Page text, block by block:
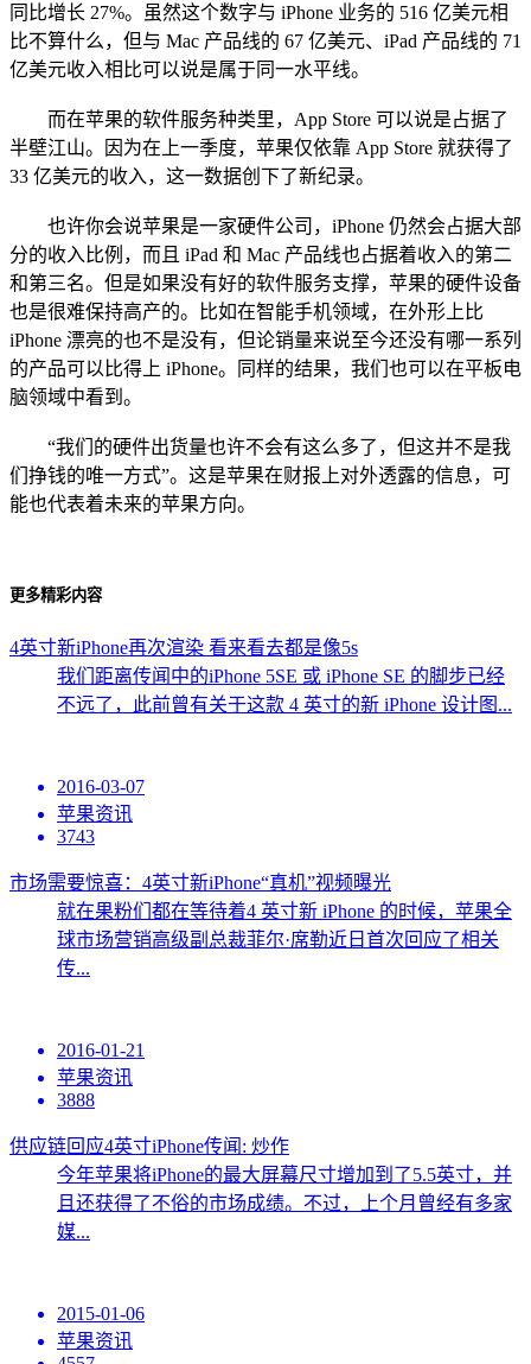
同比增长 27%。虽然这个数字与 iPhone 业务的 516 亿美元相
比不算什么，但与 Mac 产品线的 67 亿美元、iPad 产品线的 71
亿美元收入相比可以说是属于同一水平线。
而在苹果的软件服务种类里，App Store 可以说是占据了
半壁江山。因为在上一季度，苹果仅依靠 App Store 就获得了
33 亿美元的收入，这一数据创下了新纪录。
也许你会说苹果是一家硬件公司，iPhone 仍然会占据大部
分的收入比例，而且 iPad 和 Mac 产品线也占据着收入的第二
和第三名。但是如果没有好的软件服务支撑，苹果的硬件设备
也是很难保持高产的。比如在智能手机领域，在外形上比
iPhone 漂亮的也不是没有，但论销量来说至今还没有哪一系列
的产品可以比得上 iPhone。同样的结果，我们也可以在平板电
脑领域中看到。
“我们的硬件出货量也许不会有这么多了，但这并不是我
们挣钱的唯一方式”。这是苹果在财报上对外透露的信息，可
能也代表着未来的苹果方向。
更多精彩内容
4英寸新iPhone再次渲染 看来看去都是像5s
我们距离传闻中的iPhone 5SE 或 iPhone SE 的脚步已经
不远了，此前曾有关于这款 4 英寸的新 iPhone 设计图...
2016-03-07
苹果资讯
3743
市场需要惊喜：4英寸新iPhone“真机”视频曝光
就在果粉们都在等待着4 英寸新 iPhone 的时候，苹果全
球市场营销高级副总裁菲尔·席勒近日首次回应了相关
传...
2016-01-21
苹果资讯
3888
供应链回应4英寸iPhone传闻: 炒作
今年苹果将iPhone的最大屏幕尺寸增加到了5.5英寸，并
且还获得了不俗的市场成绩。不过，上个月曾经有多家
媒...
2015-01-06
苹果资讯